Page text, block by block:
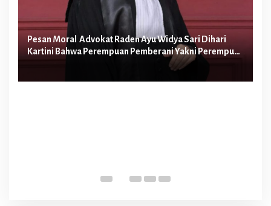
Pesan Moral Advokat Raden Ayu Widya Sari Dihari
Kartini Bahwa Perempuan Pemberani Yakni Perempuan
yang Berani Melawan Ketidakadilan